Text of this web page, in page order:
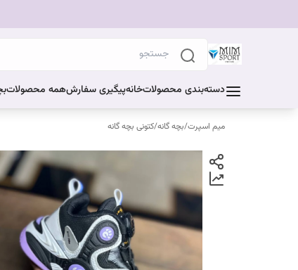
دسته‌بندی محصولاتخانهپیگیری سفارشهمه محصولات
میم اسپرت/بچه گانه/کتونی بچه گانه